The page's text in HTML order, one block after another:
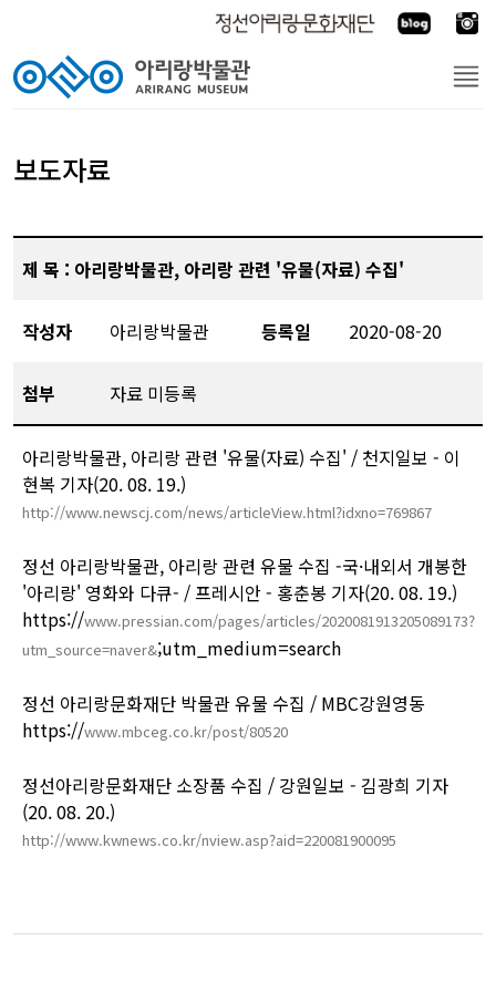
보도자료
제 목 : 아리랑박물관, 아리랑 관련 '유물(자료) 수집'
작성자 아리랑박물관 등록일 2020-08-20
첨부 자료 미등록
아리랑박물관, 아리랑 관련 '유물(자료) 수집' / 천지일보 - 이
현복 기자(20. 08. 19.)
http://www.newscj.com/news/articleView.html?idxno=769867
정선 아리랑박물관, 아리랑 관련 유물 수집 -국·내외서 개봉한
'아리랑' 영화와 다큐- / 프레시안 - 홍춘봉 기자(20. 08. 19.)
https://www.pressian.com/pages/articles/2020081913205089173?
utm_source=naver&;utm_medium=search
정선 아리랑문화재단 박물관 유물 수집 / MBC강원영동
https://www.mbceg.co.kr/post/80520
정선아리랑문화재단 소장품 수집 / 강원일보 - 김광희 기자
(20. 08. 20.)
http://www.kwnews.co.kr/nview.asp?aid=220081900095